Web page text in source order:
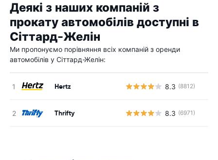
Деякі з наших компаній з
прокату автомобілів доступні в
Сіттард-Желін
Ми пропонуємо порівняння всіх компаній з оренди
автомобілів у Сіттард-Желін:
Hertz 8.3 (8812)
Thrifty 8.3 (6971)